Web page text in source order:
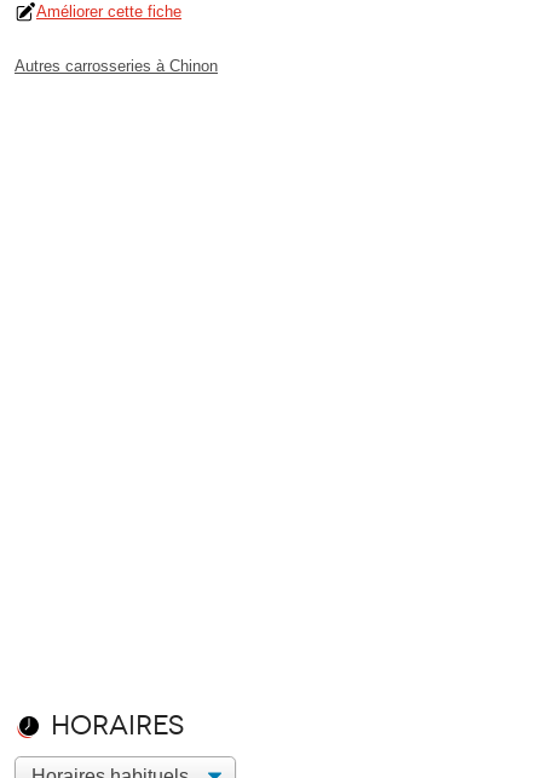
Améliorer cette fiche
Autres carrosseries à Chinon
Horaires